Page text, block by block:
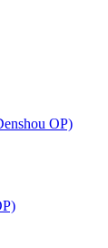
OP)